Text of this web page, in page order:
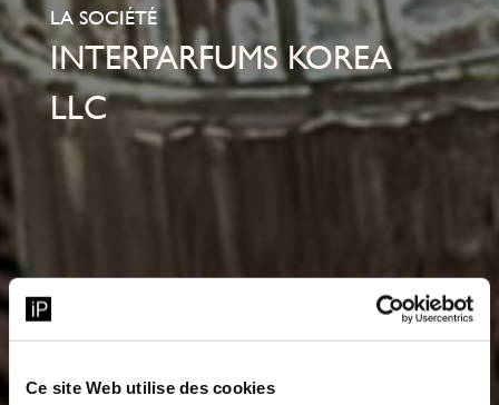
Ce site Web utilise des cookies
LA SOCIÉTÉ
INTERPARFUMS KOREA
LLC